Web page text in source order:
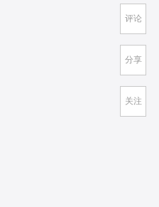
评论
分享
关注